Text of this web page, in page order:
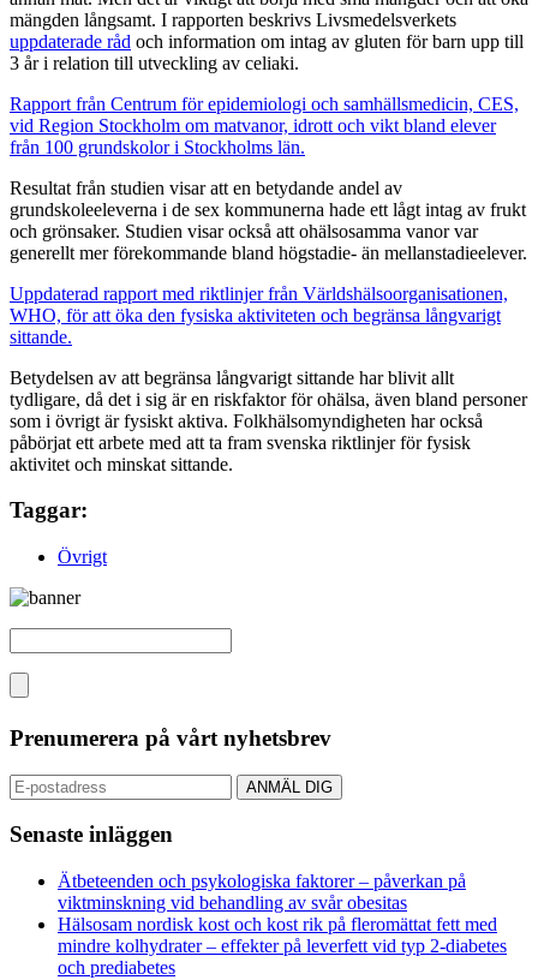
mängden långsamt. I rapporten beskrivs Livsmedelsverkets
uppdaterade råd och information om intag av gluten för barn upp till
3 år i relation till utveckling av celiaki.
Rapport från Centrum för epidemiologi och samhällsmedicin, CES,
vid Region Stockholm om matvanor, idrott och vikt bland elever
från 100 grundskolor i Stockholms län.
Resultat från studien visar att en betydande andel av
grundskoleeleverna i de sex kommunerna hade ett lågt intag av frukt
och grönsaker. Studien visar också att ohälsosamma vanor var
generellt mer förekommande bland högstadie- än mellanstadieelever.
Uppdaterad rapport med riktlinjer från Världshälsoorganisationen,
WHO, för att öka den fysiska aktiviteten och begränsa långvarigt
sittande.
Betydelsen av att begränsa långvarigt sittande har blivit allt
tydligare, då det i sig är en riskfaktor för ohälsa, även bland personer
som i övrigt är fysiskt aktiva. Folkhälsomyndigheten har också
påbörjat ett arbete med att ta fram svenska riktlinjer för fysisk
aktivitet och minskat sittande.
Taggar:
Övrigt
Prenumerera på vårt nyhetsbrev
Senaste inläggen
Ätbeteenden och psykologiska faktorer – påverkan på
viktminskning vid behandling av svår obesitas
Hälsosam nordisk kost och kost rik på fleromättat fett med
mindre kolhydrater – effekter på leverfett vid typ 2-diabetes
och prediabetes